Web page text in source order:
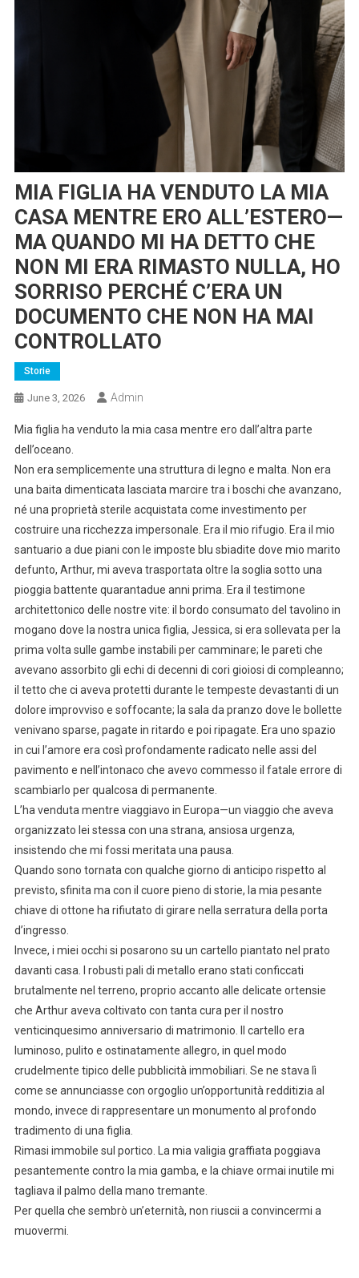
MIA FIGLIA HA VENDUTO LA MIA
CASA MENTRE ERO ALL’ESTERO—
MA QUANDO MI HA DETTO CHE
NON MI ERA RIMASTO NULLA, HO
SORRISO PERCHÉ C’ERA UN
DOCUMENTO CHE NON HA MAI
CONTROLLATO
Storie
June 3, 2026 Admin
Mia figlia ha venduto la mia casa mentre ero dall’altra parte
dell’oceano.
Non era semplicemente una struttura di legno e malta. Non era
una baita dimenticata lasciata marcire tra i boschi che avanzano,
né una proprietà sterile acquistata come investimento per
costruire una ricchezza impersonale. Era il mio rifugio. Era il mio
santuario a due piani con le imposte blu sbiadite dove mio marito
defunto, Arthur, mi aveva trasportata oltre la soglia sotto una
pioggia battente quarantadue anni prima. Era il testimone
architettonico delle nostre vite: il bordo consumato del tavolino in
mogano dove la nostra unica figlia, Jessica, si era sollevata per la
prima volta sulle gambe instabili per camminare; le pareti che
avevano assorbito gli echi di decenni di cori gioiosi di compleanno;
il tetto che ci aveva protetti durante le tempeste devastanti di un
dolore improvviso e soffocante; la sala da pranzo dove le bollette
venivano sparse, pagate in ritardo e poi ripagate. Era uno spazio
in cui l’amore era così profondamente radicato nelle assi del
pavimento e nell’intonaco che avevo commesso il fatale errore di
scambiarlo per qualcosa di permanente.
L’ha venduta mentre viaggiavo in Europa—un viaggio che aveva
organizzato lei stessa con una strana, ansiosa urgenza,
insistendo che mi fossi meritata una pausa.
Quando sono tornata con qualche giorno di anticipo rispetto al
previsto, sfinita ma con il cuore pieno di storie, la mia pesante
chiave di ottone ha rifiutato di girare nella serratura della porta
d’ingresso.
Invece, i miei occhi si posarono su un cartello piantato nel prato
davanti casa. I robusti pali di metallo erano stati conficcati
brutalmente nel terreno, proprio accanto alle delicate ortensie
che Arthur aveva coltivato con tanta cura per il nostro
venticinquesimo anniversario di matrimonio. Il cartello era
luminoso, pulito e ostinatamente allegro, in quel modo
crudelmente tipico delle pubblicità immobiliari. Se ne stava lì
come se annunciasse con orgoglio un’opportunità redditizia al
mondo, invece di rappresentare un monumento al profondo
tradimento di una figlia.
Rimasi immobile sul portico. La mia valigia graffiata poggiava
pesantemente contro la mia gamba, e la chiave ormai inutile mi
tagliava il palmo della mano tremante.
Per quella che sembrò un’eternità, non riuscii a convincermi a
muovermi.